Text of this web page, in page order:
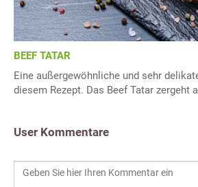
BEEF TATAR
Eine außergewöhnliche und sehr
diesem Rezept. Das Beef Tatar zergeht
User Kommentare